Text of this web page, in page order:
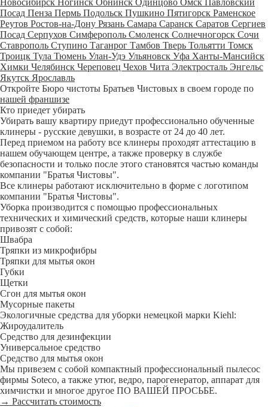
Новосибирск Ногинск Обнинск Одинцово Омск Павловский
Посад Пенза Пермь Подольск Пушкино Пятигорск Раменское
Реутов Ростов-на-Дону Рязань Самара Саранск Саратов Сергиев
Посад Серпухов Симферополь Смоленск Солнечногорск Сочи
Ставрополь Ступино Таганрог Тамбов Тверь Тольятти Томск
Троицк Тула Тюмень Улан-Удэ Ульяновск Уфа Ханты-Мансийск
Химки Челябинск Череповец Чехов Чита Электросталь Энгельс
Якутск Ярославль
Откройте Бюро чистоты Братьев Чистовых в своем городе по
нашей франшизе
Кто приедет убирать
Убирать вашу квартиру приедут профессионально обученные
клинеры - русские девушки, в возрасте от 24 до 40 лет.
Перед приемом на работу все клинеры проходят аттестацию в
нашем обучающем центре, а также проверку в службе
безопасности и только после этого становятся частью команды
компании "Братья Чистовы".
Все клинеры работают исключительно в форме с логотипом
компании "Братья Чистовы".
Уборка производится с помощью профессиональных
технических и химический средств, которые наши клинеры
привозят с собой:
Швабра
Тряпки из микрофибры
Тряпки для мытья окон
Губки
Щетки
Сгон для мытья окон
Мусорные пакеты
Экологичные средства для уборки немецкой марки Kiehl:
Жироудалитель
Средство для дезинфекции
Универсальное средство
Средство для мытья окон
Мы привезем с собой компактный профессиональный пылесос
фирмы Soteco, а также утюг, ведро, парогенератор, аппарат для
химчистки и многое другое ПО ВАШЕЙ ПРОСЬБЕ.
→ Рассчитать стоимость